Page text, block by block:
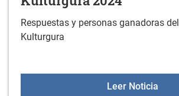
Respuestas y personas ganadoras
Kulturgura
Leer Noticia